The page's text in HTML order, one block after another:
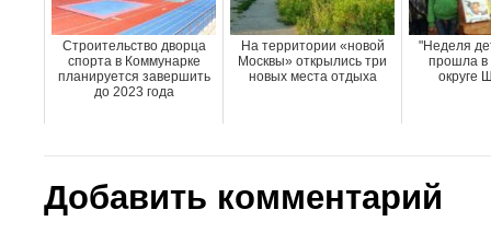
Строительство дворца
спорта в Коммунарке
планируется завершить
до 2023 года
На территории «новой
Москвы» открылись три
новых места отдыха
"Неделя
прошла в
округе
Добавить комментарий